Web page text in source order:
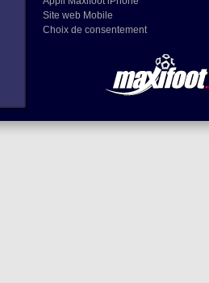
Site web Mobile
Choix de consentement